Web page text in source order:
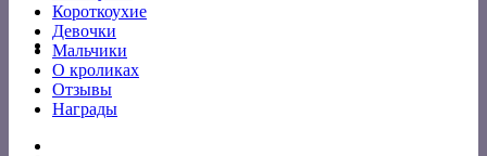
Короткоухие
Девочки
Мальчики
О кроликах
Отзывы
Награды